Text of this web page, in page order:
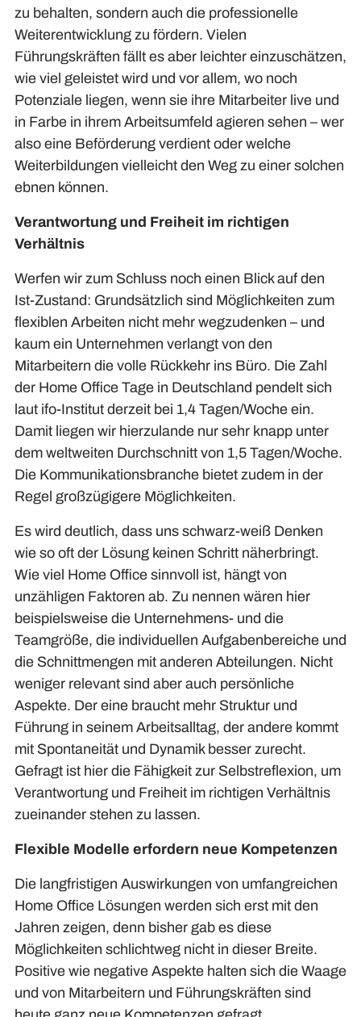
zu behalten, sondern auch die professionelle
Weiterentwicklung zu fördern. Vielen
Führungskräften fällt es aber leichter einzuschätzen,
wie viel geleistet wird und vor allem, wo noch
Potenziale liegen, wenn sie ihre Mitarbeiter live und
in Farbe in ihrem Arbeitsumfeld agieren sehen – wer
also eine Beförderung verdient oder welche
Weiterbildungen vielleicht den Weg zu einer solchen
ebnen können.
Verantwortung und Freiheit im richtigen
Verhältnis
Werfen wir zum Schluss noch einen Blick auf den
Ist-Zustand: Grundsätzlich sind Möglichkeiten zum
flexiblen Arbeiten nicht mehr wegzudenken – und
kaum ein Unternehmen verlangt von den
Mitarbeitern die volle Rückkehr ins Büro. Die Zahl
der Home Office Tage in Deutschland pendelt sich
laut ifo-Institut derzeit bei 1,4 Tagen/Woche ein.
Damit liegen wir hierzulande nur sehr knapp unter
dem weltweiten Durchschnitt von 1,5 Tagen/Woche.
Die Kommunikationsbranche bietet zudem in der
Regel großzügigere Möglichkeiten.
Es wird deutlich, dass uns schwarz-weiß Denken
wie so oft der Lösung keinen Schritt näherbringt.
Wie viel Home Office sinnvoll ist, hängt von
unzähligen Faktoren ab. Zu nennen wären hier
beispielsweise die Unternehmens- und die
Teamgröße, die individuellen Aufgabenbereiche und
die Schnittmengen mit anderen Abteilungen. Nicht
weniger relevant sind aber auch persönliche
Aspekte. Der eine braucht mehr Struktur und
Führung in seinem Arbeitsalltag, der andere kommt
mit Spontaneität und Dynamik besser zurecht.
Gefragt ist hier die Fähigkeit zur Selbstreflexion, um
Verantwortung und Freiheit im richtigen Verhältnis
zueinander stehen zu lassen.
Flexible Modelle erfordern neue Kompetenzen
Die langfristigen Auswirkungen von umfangreichen
Home Office Lösungen werden sich erst mit den
Jahren zeigen, denn bisher gab es diese
Möglichkeiten schlichtweg nicht in dieser Breite.
Positive wie negative Aspekte halten sich die Waage
und von Mitarbeitern und Führungskräften sind